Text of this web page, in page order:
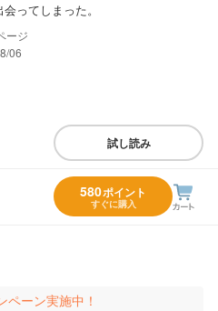
ってしまった。
06
試し読み
580ポイント
すぐに購入
ペーン実施中！